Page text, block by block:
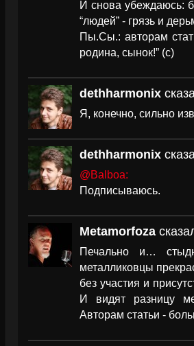
И снова убеждаюсь:
“людей” - грязь и
Пы.Сы.: авторам
родина, сынок!” (с)
dethharmonix
Я, конечно, сильно
dethharmonix
@Balboa:
Подписываюсь.
Metamorfoza
Печально и…
металликовцы
без участия и
И видят разницу
Авторам статьи -